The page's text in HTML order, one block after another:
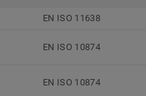
EN ISO 11638
EN ISO 10874
EN ISO 10874